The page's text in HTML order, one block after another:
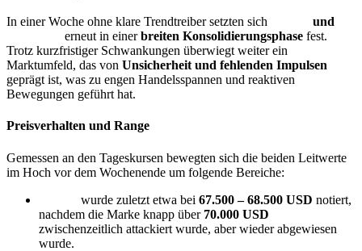
In einer Woche ohne klare Trendtreiber setzten sich
und
erneut in einerbreiten Konsolidierungsphase fest.
Trotz kurzfristiger Schwankungen überwiegt weiter ein
Marktumfeld, das von Unsicherheit und fehlenden Impulsen
geprägt ist, was zu engen Handelsspannen und reaktiven
Bewegungen geführt hat.
Preisverhalten und Range
Gemessen an den Tageskursen bewegten sich die beiden Leitwerte
im Hoch vor dem Wochenende um folgende Bereiche:
wurde zuletzt etwa bei 67.500 – 68.500 USD notiert,
nachdem die Marke knapp über 70.000 USD
zwischenzeitlich attackiert wurde, aber wieder abgewiesen
wurde.